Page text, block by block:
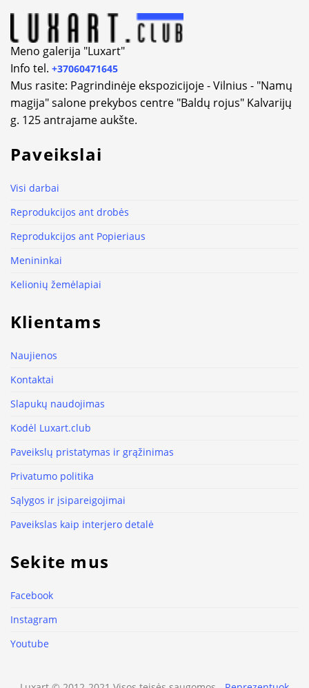
Meno galerija "Luxart"
Info tel. +37060471645
Mus rasite: Pagrindinėje ekspozicijoje - Vilnius - "Namų
magija" salone prekybos centre "Baldų rojus" Kalvarijų
g. 125 antrajame aukšte.
Paveikslai
Visi darbai
Reprodukcijos ant drobės
Reprodukcijos ant Popieriaus
Menininkai
Kelionių žemėlapiai
Klientams
Naujienos
Kontaktai
Slapukų naudojimas
Kodėl Luxart.club
Paveikslų pristatymas ir grąžinimas
Privatumo politika
Sąlygos ir įsipareigojimai
Paveikslas kaip interjero detalė
Sekite mus
Facebook
Instagram
Youtube